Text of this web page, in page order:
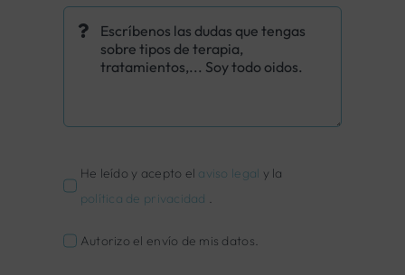
He leído y acepto el aviso legal y la
política de privacidad .
Autorizo el envío de mis datos.